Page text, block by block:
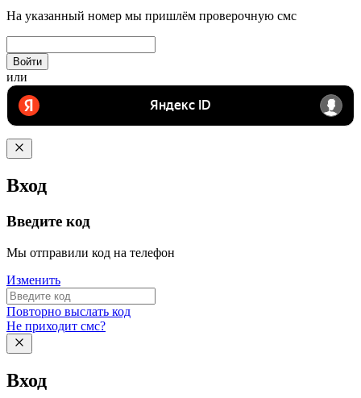
На указанный номер мы пришлём проверочную смс
Войти
или
Вход
Введите код
Мы отправили код на телефон
Изменить
Повторно выслать код
Не приходит смс?
Вход